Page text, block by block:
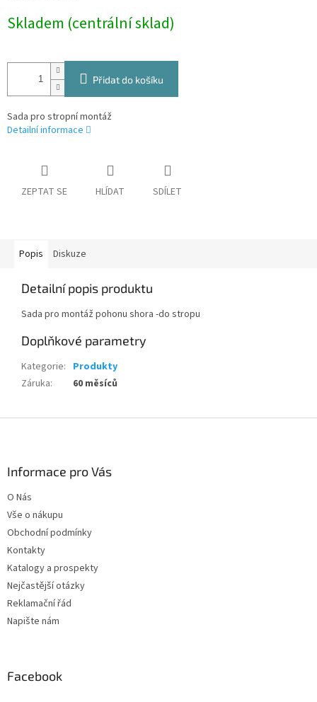
cena:
Skladem (centrální sklad)
Přidat do košíku
Sada pro stropní montáž
Detailní informace
ZEPTAT SE HLÍDAT SDÍLET
Popis Diskuze
Detailní popis produktu
Sada pro montáž pohonu shora -do stropu
Doplňkové parametry
Kategorie: Produkty
Záruka: 60 měsíců
Informace pro Vás
O Nás
Vše o nákupu
Obchodní podmínky
Kontakty
Katalogy a prospekty
Nejčastější otázky
Reklamační řád
Napište nám
Facebook